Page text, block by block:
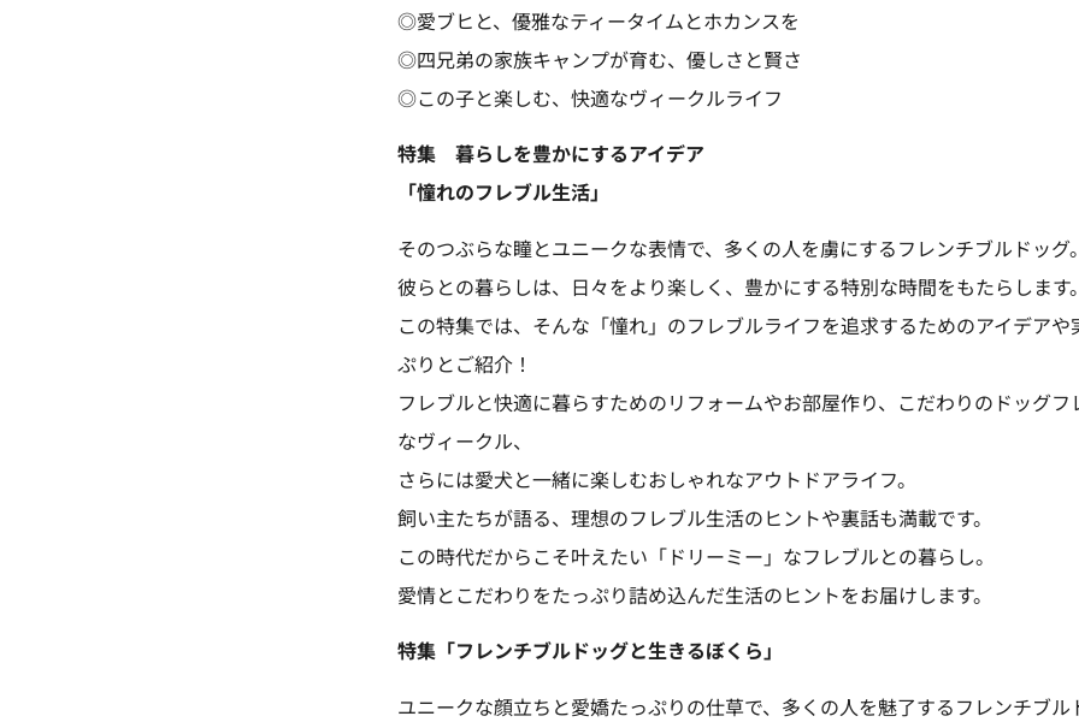
◎愛ブヒと、優雅なティータイムとホカンスを
◎四兄弟の家族キャンプが育む、優しさと賢さ
◎この子と楽しむ、快適なヴィークルライフ
特集 暮らしを豊かにするアイデア
「憧れのフレブル生活」
そのつぶらな瞳とユニークな表情で、多くの人を虜にするフレンチブルドッグ
彼らとの暮らしは、日々をより楽しく、豊かにする特別な時間をもたらします
この特集では、そんな「憧れ」のフレブルライフを追求するためのアイデアや
ぷりとご紹介！
フレブルと快適に暮らすためのリフォームやお部屋作り、こだわりのドッグフ
なヴィークル、
さらには愛犬と一緒に楽しむおしゃれなアウトドアライフ。
飼い主たちが語る、理想のフレブル生活のヒントや裏話も満載です。
この時代だからこそ叶えたい「ドリーミー」なフレブルとの暮らし。
愛情とこだわりをたっぷり詰め込んだ生活のヒントをお届けします。
特集「フレンチブルドッグと生きるぼくら」
ユニークな顔立ちと愛嬌たっぷりの仕草で、多くの人を魅了するフレンチブル